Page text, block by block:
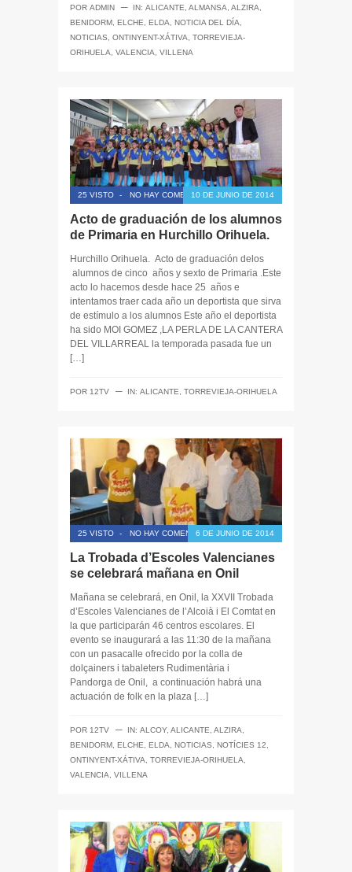
POR ADMIN ─ IN: ALICANTE, ALMANSA, ALZIRA,
BENIDORM, ELCHE, ELDA, NOTICIA DEL DÍA,
NOTICIAS, ONTINYENT-XÁTIVA, TORREVIEJA-
ORIHUELA, VALENCIA, VILLENA
25 VISTO - NO HAY COMENTARIOS10 DE JUNIO DE 2014
Acto de graduación de los alumnos
de Primaria en Hurchillo Orihuela.
Hurchillo Orihuela. Acto de graduación delos
alumnos de cinco años y sexto de Primaria .Este
acto lo hacemos desde hace 25 años e
intentamos traer cada año un deportista que sirva
de estímulo a los alumnos Este año el deportista
ha sido MOI GOMEZ ,LA PERLA DE LA CANTERA
DEL VILLARREAL la temporada pasada fue un
[…]
POR 12TV ─ IN: ALICANTE TORREVIEJA-ORIHUELA
25 VISTO - NO HAY COMENTARIOS6 DE JUNIO DE 2014
La Trobada d’Escoles Valencianes
se celebrará mañana en Onil
Mañana se celebrará, en Onil, la XXVII Trobada
d’Escoles Valencianes de l’Alcoià i El Comtat en
la que participarán 46 centros escolares. El
evento se inaugurará a las 11:30 de la mañana
con un pasacalle ofrecido por la colla de
dolçainers i tabaleters Rudimentària i
Pandorga de Onil, a continuación habrá una
actuación de folk en la plaza […]
POR 12TV ─ IN: ALCOY, ALICANTE ALZIRA
BENIDORM ELCHE ELDA NOTICIAS NOTÍCIES 12
ONTINYENT-XÁTIVA
TORREVIEJA-ORIHUELA
VALENCIA
VILLENA